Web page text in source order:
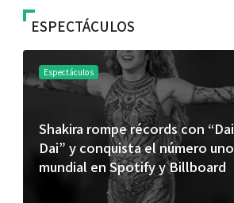
ESPECTÁCULOS
Espectáculos
“Donde quiera que
primer capítulo del
“FRAGMENTOS”
álbum de estudio
con “Dai
uno
Billboard